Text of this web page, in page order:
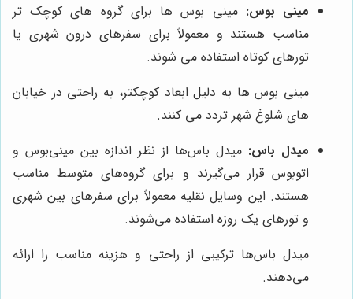
مینی بوس: مینی بوس ها برای گروه های کوچک تر
مناسب هستند و معمولاً برای سفرهای درون شهری یا
تورهای کوتاه استفاده می شوند.
مینی بوس ها به دلیل ابعاد کوچکتر، به راحتی در خیابان
های شلوغ شهر تردد می کنند.
میدل باس: میدل باس‌ها از نظر اندازه بین مینی‌بوس و
اتوبوس قرار می‌گیرند و برای گروه‌های متوسط مناسب
هستند. این وسایل نقلیه معمولاً برای سفرهای بین شهری
و تورهای یک روزه استفاده می‌شوند.
میدل باس‌ها ترکیبی از راحتی و هزینه مناسب را ارائه
می‌دهند.